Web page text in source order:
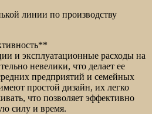
линии по производству
и эксплуатационные расходы на
невелики, что делает ее
предприятий и семейных
простой дизайн, их легко
что позволяет эффективно
силу и время.